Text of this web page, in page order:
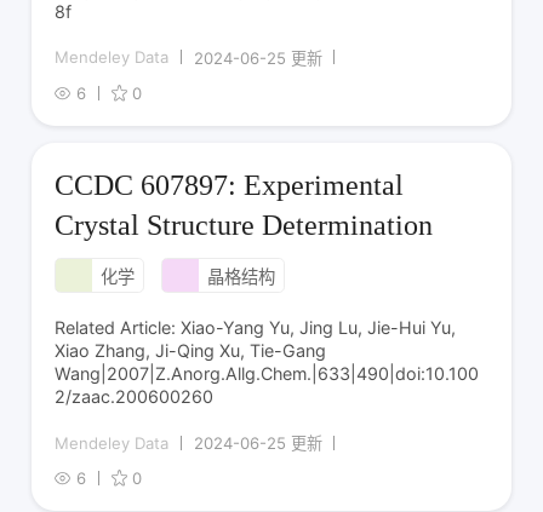
8f
Mendeley Data
2024-06-25 更新
6
0
CCDC 607897: Experimental
Crystal Structure Determination
化学 晶格结构
Related Article: Xiao-Yang Yu, Jing Lu, Jie-Hui Yu,
Xiao Zhang, Ji-Qing Xu, Tie-Gang
Wang|2007|Z.Anorg.Allg.Chem.|633|490|doi:10.100
2/zaac.200600260
Mendeley Data
2024-06-25 更新
6
0